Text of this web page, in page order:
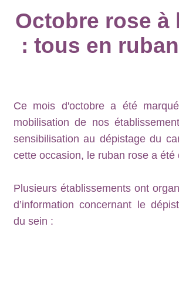
Octobre rose à
: tous en
Ce mois d'octobre a été
mobilisation de nos
sensibilisation au dépistage du
cette occasion, le ruban rose a été
Plusieurs établissements ont
d’information concernant le
du sein :